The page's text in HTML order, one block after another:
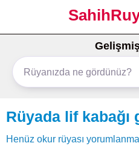
Rüyada lif kabağı
Henüz okur rüyası